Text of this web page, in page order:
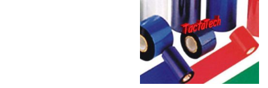
علاقه
مندی
ها